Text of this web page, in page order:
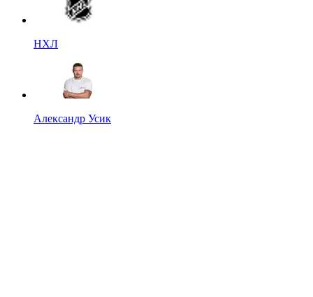
НХЛ
Александр Усик